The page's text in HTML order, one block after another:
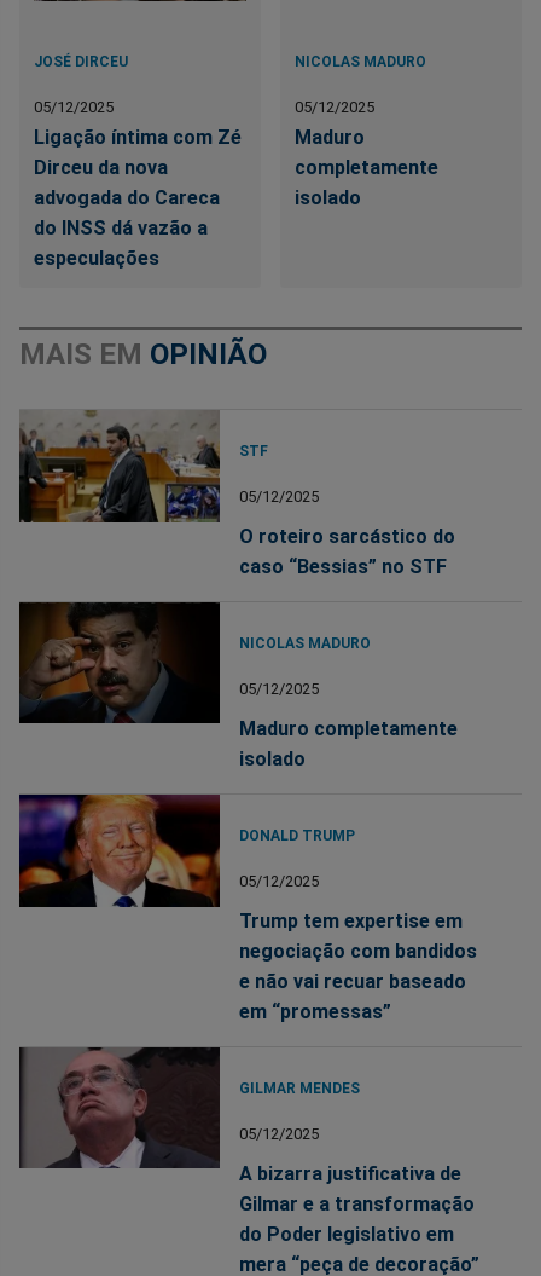
JOSÉ DIRCEU
05/12/2025
Ligação íntima com Zé
Dirceu da nova
advogada do Careca
do INSS dá vazão a
especulações
NICOLAS MADURO
05/12/2025
Maduro
completamente
isolado
MAIS EM OPINIÃO
STF
05/12/2025
O roteiro sarcástico do
caso “Bessias” no STF
NICOLAS MADURO
05/12/2025
Maduro completamente
isolado
DONALD TRUMP
05/12/2025
Trump tem expertise em
negociação com bandidos
e não vai recuar baseado
em “promessas”
GILMAR MENDES
05/12/2025
A bizarra justificativa de
Gilmar e a transformação
do Poder legislativo em
mera “peça de decoração”